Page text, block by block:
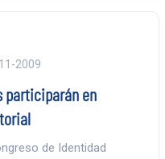
2009
participarán en
de Identidad